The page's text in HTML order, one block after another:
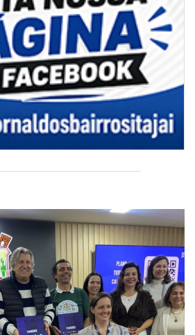
“Rock ao Piano” neste sábado